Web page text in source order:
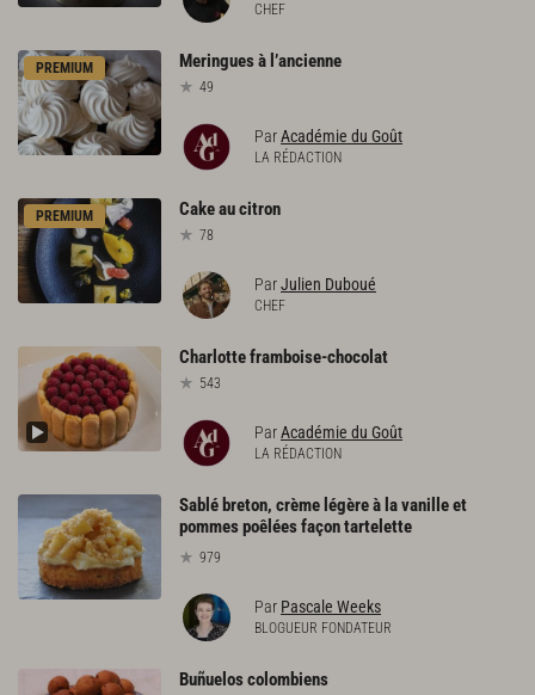
CHEF
PREMIUM Meringuesà l’ancienne
49
ParAcadémie du Goût
LA RÉDACTION
PREMIUM Cakeaucitron
78
ParJulien Duboué
CHEF
Charlotteframboise-chocolat
543
ParAcadémie du Goût
LA RÉDACTION
Sablé breton, crème légère à la vanille et
pommes poêlées façon tartelette
979
Par Pascale Weeks
BLOGUEUR FONDATEUR
Buñueloscolombiens